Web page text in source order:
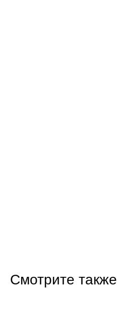
Смотрите также